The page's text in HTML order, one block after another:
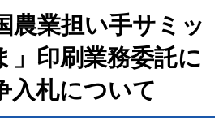
農業担い手サミッ
」印刷業務委託に
入札について